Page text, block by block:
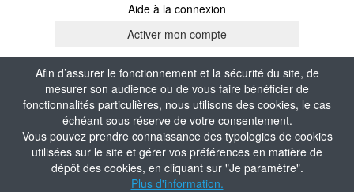
Afin d’assurer le fonctionnement et la sécurité du site, de
mesurer son audience ou de vous faire bénéficier de
fonctionnalités particulières, nous utilisons des cookies, le cas
échéant sous réserve de votre consentement.
Vous pouvez prendre connaissance des typologies de cookies
utilisées sur le site et gérer vos préférences en matière de
dépôt des cookies, en cliquant sur "Je paramètre".
Plus d'information.
Aide à la connexion